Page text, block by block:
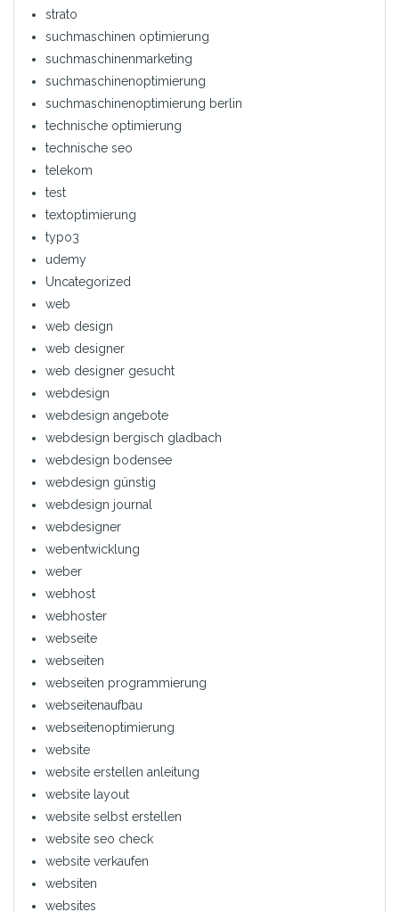
strato
suchmaschinen optimierung
suchmaschinenmarketing
suchmaschinenoptimierung
suchmaschinenoptimierung berlin
technische optimierung
technische seo
telekom
test
textoptimierung
typo3
udemy
Uncategorized
web
web design
web designer
web designer gesucht
webdesign
webdesign angebote
webdesign bergisch gladbach
webdesign bodensee
webdesign günstig
webdesign journal
webdesigner
webentwicklung
weber
webhost
webhoster
webseite
webseiten
webseiten programmierung
webseitenaufbau
webseitenoptimierung
website
website erstellen anleitung
website layout
website selbst erstellen
website seo check
website verkaufen
websiten
websites